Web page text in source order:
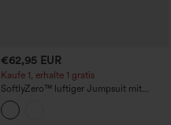
€62,95 EUR
Kaufe 1, erhalte 1 gratis
SoftlyZero™ luftiger Jumpsuit mit
Tasche und Bindeband sowie
InstantCool-Funktion